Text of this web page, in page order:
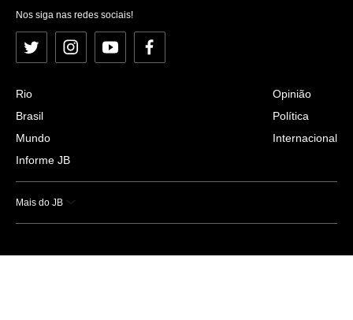
Nos siga nas redes sociais!
Twitter InstagramYouTubeFacebook
Rio
Brasil
Mundo
Informe JB
Opinião
Política
Internacional
Mais do JB
Esportes